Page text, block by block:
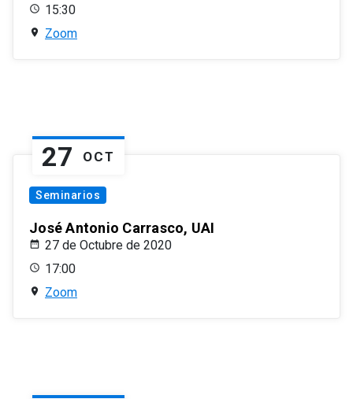
15:30
Zoom
27 OCT
Seminarios
José Antonio Carrasco, UAI
27 de Octubre de 2020
17:00
Zoom